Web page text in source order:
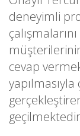
deneyimli
cevap